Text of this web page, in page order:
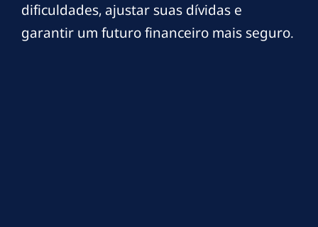
dificuldades, ajustar suas dívidas e
garantir um futuro financeiro mais seguro.